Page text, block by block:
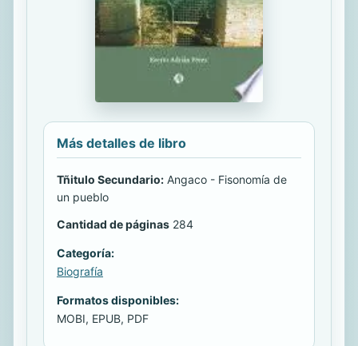
Más detalles de libro
Tñitulo Secundario: Angaco - Fisonomía de
un pueblo
Cantidad de páginas 284
Categoría:
Biografía
Formatos disponibles:
MOBI, EPUB, PDF